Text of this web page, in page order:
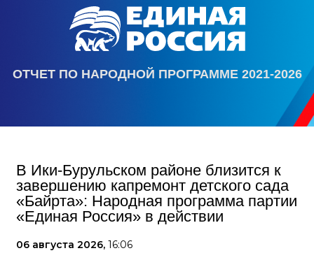
ОТЧЕТ ПО НАРОДНОЙ ПРОГРАММЕ 2021-2026
В Ики‑Бурульском районе близится к
завершению капремонт детского сада
«Байрта»: Народная программа партии
«Единая Россия» в действии
06 августа 2026, 16:06